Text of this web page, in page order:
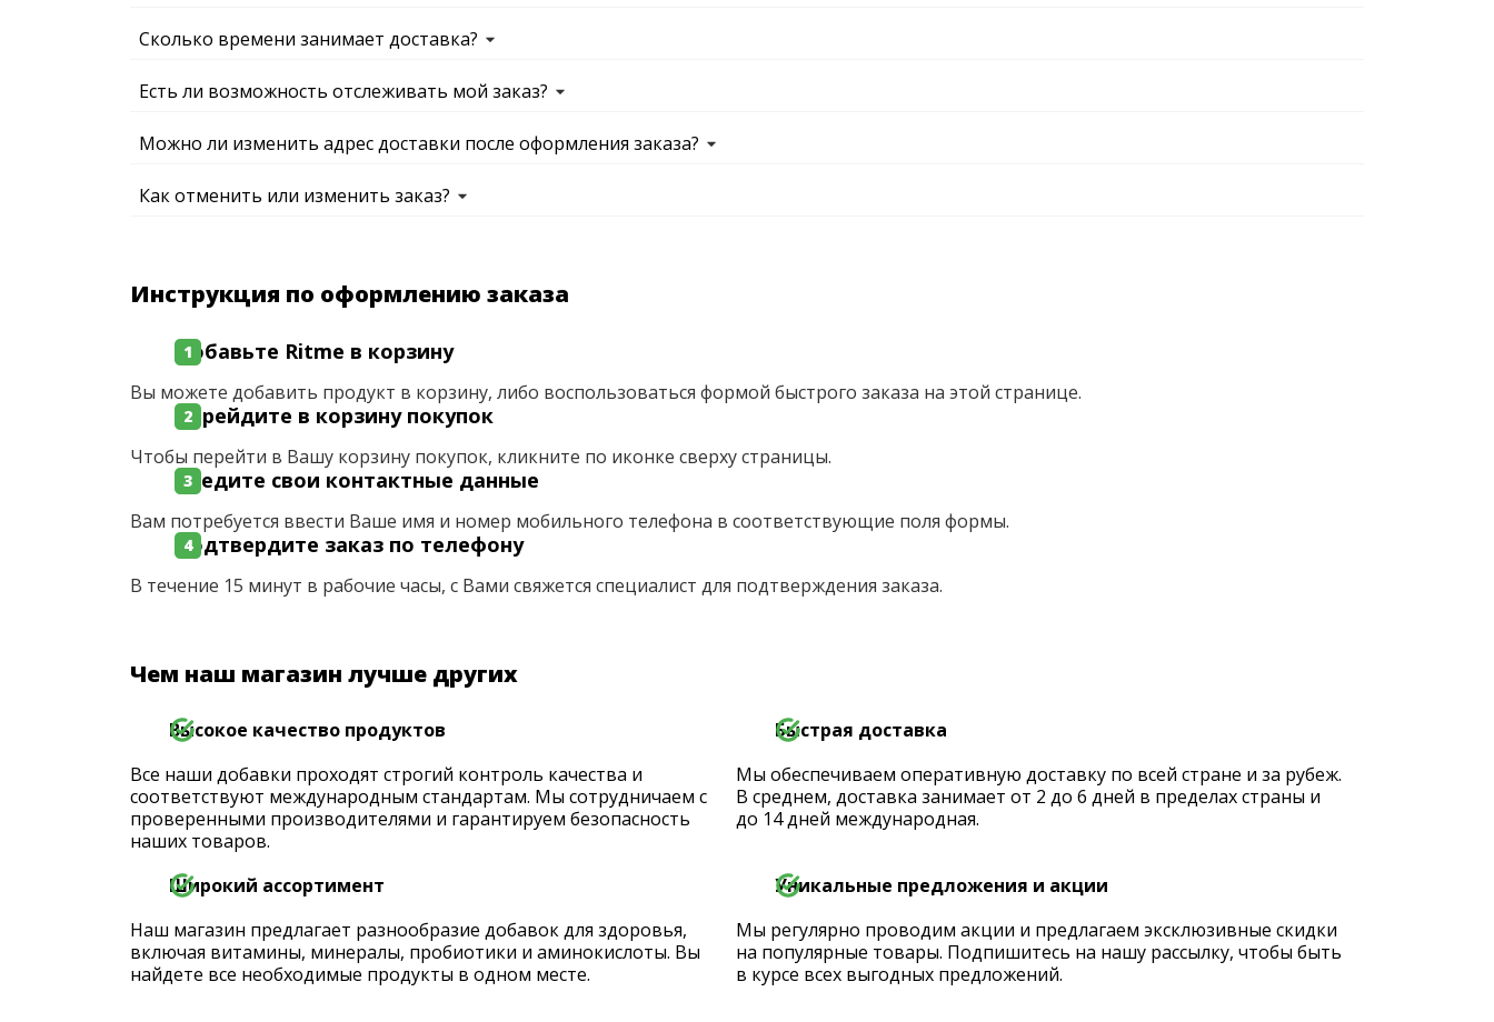
Сколько времени занимает доставка?
Есть ли возможность отслеживать мой заказ?
Можно ли изменить адрес доставки после оформления заказа?
Как отменить или изменить заказ?
Инструкция по оформлению заказа
Добавьте Ritme в корзину
Вы можете добавить продукт в корзину, либо воспользоваться формой быстрого заказа на этой странице.
Перейдите в корзину покупок
Чтобы перейти в Вашу корзину покупок, кликните по иконке сверху страницы.
Введите свои контактные данные
Вам потребуется ввести Ваше имя и номер мобильного телефона в соответствующие поля формы.
Подтвердите заказ по телефону
В течение 15 минут в рабочие часы, с Вами свяжется специалист для подтверждения заказа.
Чем наш магазин лучше других
Высокое качество продуктов
Все наши добавки проходят строгий контроль качества и
соответствуют международным стандартам. Мы сотрудничаем с
проверенными производителями и гарантируем безопасность
наших товаров.
Быстрая доставка
Мы обеспечиваем оперативную доставку по всей стране и за рубеж.
В среднем, доставка занимает от 2 до 6 дней в пределах страны и
до 14 дней международная.
Широкий ассортимент
Наш магазин предлагает разнообразие добавок для здоровья,
включая витамины, минералы, пробиотики и аминокислоты. Вы
найдете все необходимые продукты в одном месте.
Уникальные предложения и акции
Мы регулярно проводим акции и предлагаем эксклюзивные скидки
на популярные товары. Подпишитесь на нашу рассылку, чтобы быть
в курсе всех выгодных предложений.